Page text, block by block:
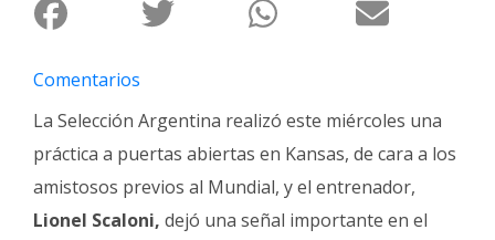
Comentarios
La Selección Argentina realizó este miércoles una
práctica a puertas abiertas en Kansas, de cara a los
amistosos previos al Mundial, y el entrenador,
Lionel Scaloni, dejó una señal importante en el